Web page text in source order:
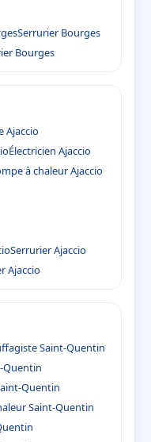
Serrurier Bourges
Bourges
Ajaccio
Électricien Ajaccio
à chaleur Ajaccio
Serrurier Ajaccio
Ajaccio
Saint-Quentin
Quentin
Quentin
Saint-Quentin